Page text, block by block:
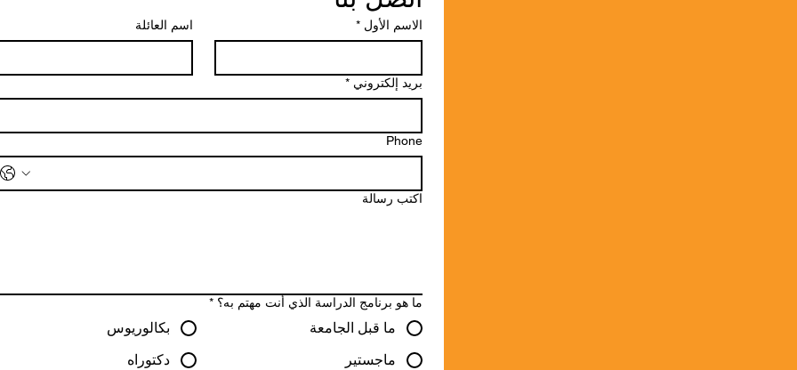
الاسم الأول * اسم العائلة
بريد إلكتروني *
Phone
اكتب رسالة
ما هو برنامج الدراسة الذي أنت مهتم به؟ *
ما قبل الجامعة
بكالوريوس
ماجستير
دكتوراه